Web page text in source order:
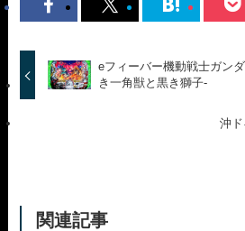
eフィーバー機動戦士ガン
き一角獣と黒き獅子-
沖
関連記事